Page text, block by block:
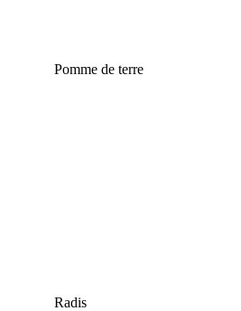
Pomme de terre
Radis